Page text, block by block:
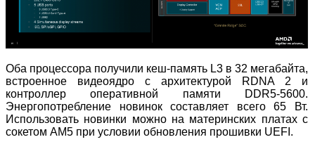
Оба процессора получили кеш-память L3 в 32 мегабайта,
встроенное видеоядро с архитектурой RDNA 2 и
контроллер оперативной памяти DDR5-5600.
Энергопотребление новинок составляет всего 65 Вт.
Использовать новинки можно на материнских платах с
сокетом AM5 при условии обновления прошивки UEFI.